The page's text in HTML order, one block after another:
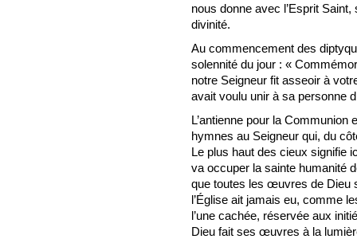
nous donne avec l’Esprit
divinité.
Au commencement des
solennité du jour : «
notre Seigneur fit asseoir à
avait voulu unir à sa personne
L’antienne pour la
hymnes au Seigneur qui, du
Le plus haut des cieux signifie
va occuper la sainte humanité
que toutes les œuvres de Dieu
l’Église ait jamais eu, comme
l’une cachée, réservée aux
Dieu fait ses œuvres à la